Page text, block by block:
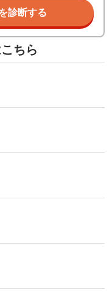
診断する
ちら